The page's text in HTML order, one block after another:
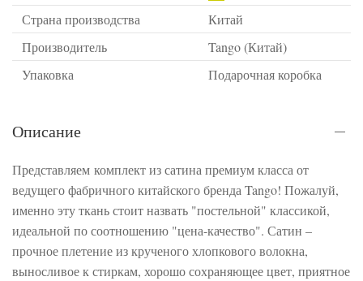
Страна производства
Китай
Производитель
Tango (Китай)
Упаковка
Подарочная коробка
Описание
Представляем комплект из сатина премиум класса от
ведущего фабричного китайского бренда Tango! Пожалуй,
именно эту ткань стоит назвать "постельной" классикой,
идеальной по соотношению "цена-качество". Сатин –
прочное плетение из крученого хлопкового волокна,
выносливое к стиркам, хорошо сохраняющее цвет, приятное